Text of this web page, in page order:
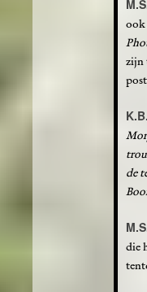
ook
zijn
de
die